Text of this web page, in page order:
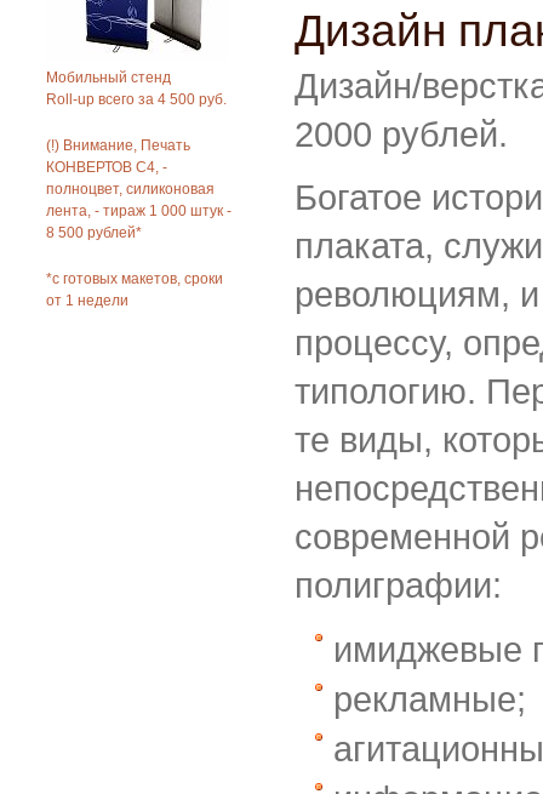
Мобильный стенд
Roll-up всего за 4 500 руб.
(!) Внимание, Печать
КОНВЕРТОВ С4, -
полноцвет, силиконовая
лента, - тираж 1 000 штук -
8 500 рублей*
*с готовых макетов, сроки
от 1 недели
Дизайн
Дизайн/
2000 рублей.
Богатое
плаката,
революциям,
процессу,
типологию.
те виды,
современной
полиграфии:
имиджевые
рекламные;